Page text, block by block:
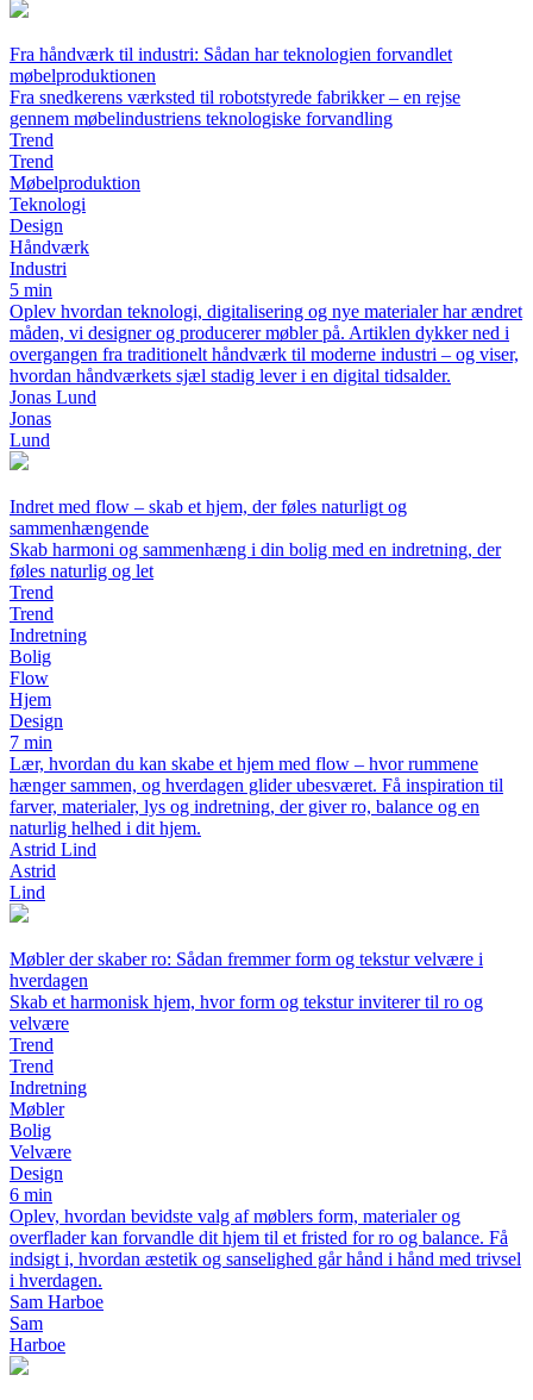
Fra håndværk til industri: Sådan har teknologien forvandlet
møbelproduktionen
Fra snedkerens værksted til robotstyrede fabrikker – en rejse
gennem møbelindustriens teknologiske forvandling
Trend
Trend
Møbelproduktion
Teknologi
Design
Håndværk
Industri
5 min
Oplev hvordan teknologi, digitalisering og nye materialer har ændret
måden, vi designer og producerer møbler på. Artiklen dykker ned i
overgangen fra traditionelt håndværk til moderne industri – og viser,
hvordan håndværkets sjæl stadig lever i en digital tidsalder.
Jonas Lund
Jonas
Lund
Indret med flow – skab et hjem, der føles naturligt og
sammenhængende
Skab harmoni og sammenhæng i din bolig med en indretning, der
føles naturlig og let
Trend
Trend
Indretning
Bolig
Flow
Hjem
Design
7 min
Lær, hvordan du kan skabe et hjem med flow – hvor rummene
hænger sammen, og hverdagen glider ubesværet. Få inspiration til
farver, materialer, lys og indretning, der giver ro, balance og en
naturlig helhed i dit hjem.
Astrid Lind
Astrid
Lind
Møbler der skaber ro: Sådan fremmer form og tekstur velvære i
hverdagen
Skab et harmonisk hjem, hvor form og tekstur inviterer til ro og
velvære
Trend
Trend
Indretning
Møbler
Bolig
Velvære
Design
6 min
Oplev, hvordan bevidste valg af møblers form, materialer og
overflader kan forvandle dit hjem til et fristed for ro og balance. Få
indsigt i, hvordan æstetik og sanselighed går hånd i hånd med trivsel
i hverdagen.
Sam Harboe
Sam
Harboe